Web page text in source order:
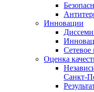
Инновации
Сетевое
Оценка
Санкт-